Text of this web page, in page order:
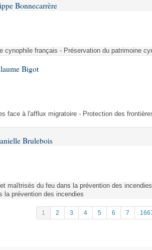
Bonnecarrère
cynophile français - Préservation du patrimoine
Bigot
face à l'afflux migratoire - Protection des
Brulebois
maîtrisés du feu dans la prévention des
la prévention des incendies
1 2 3 4 5 6 7